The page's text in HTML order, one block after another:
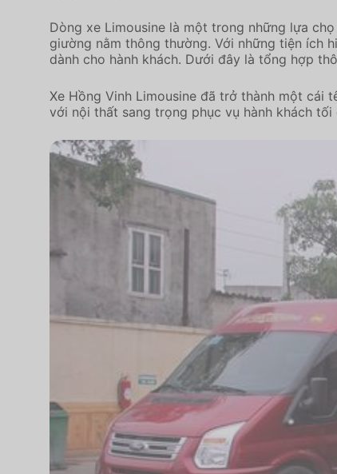
Dòng xe Limousine là một trong những lựa
giường nằm thông thường. Với những tiện ích
dành cho hành khách. Dưới đây là tổng hợp
Xe Hồng Vinh Limousine đã trở thành một cái
với nội thất sang trọng phục vụ hành khách tối